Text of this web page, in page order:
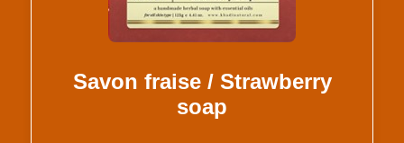
Savon fraise / Strawberry
soap